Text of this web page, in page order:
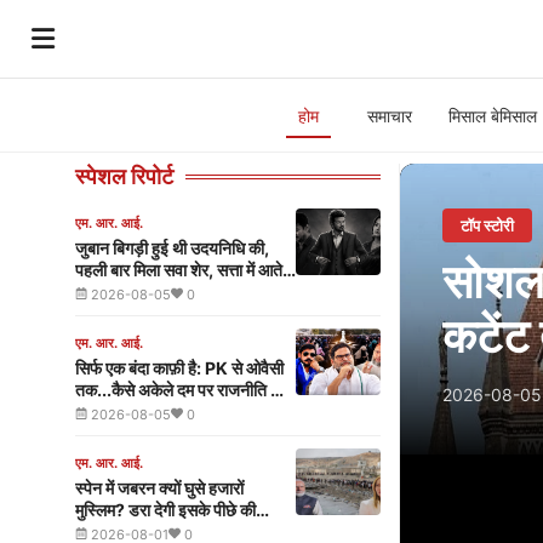
Night
News
Latest
Hindi
Breaking
News
होम समाचार मिसाल बेमिसाल
स्पेशल रिपोर्ट
एम. आर. आई.
जुबान बिगड़ी हुई थी उदयनिधि की,
पहली बार मिला सवा शेर, सत्ता में आते
ही विजय ने धरा थलापति अवतार
2026-08-05 0
एम. आर. आई.
सिर्फ एक बंदा काफ़ी है: PK से ओवैसी
तक...कैसे अकेले दम पर राजनीति का
रुख बदलने में लगे ये 'लोन वॉरियर्स'
2026-08-05 0
एम. आर. आई.
स्पेन में जबरन क्यों घुसे हजारों
मुस्लिम? डरा देगी इसके पीछे की
कहानीस मेलोनी ने दी धमकी, मोदी हुए
2026-08-01 0
ट्रेंडिंग
मोदी
2026-08-05